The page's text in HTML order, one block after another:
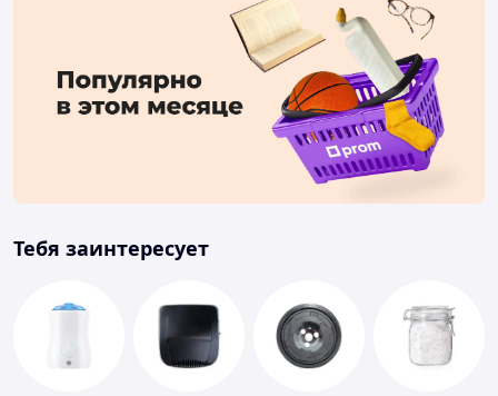
Тебя заинтересует